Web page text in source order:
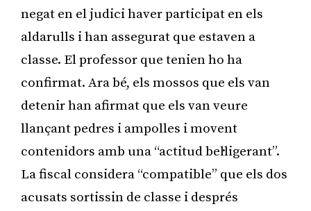
negat en el judici haver participat en els
aldarulls i han assegurat que estaven a
classe. El professor que tenien ho ha
confirmat. Ara bé, els mossos que els van
detenir han afirmat que els van veure
llançant pedres i ampolles i movent
contenidors amb una “actitud bel·ligerant”.
La fiscal considera “compatible” que els dos
acusats sortissin de classe i després